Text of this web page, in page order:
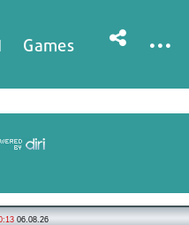
Games ...
06.08.26